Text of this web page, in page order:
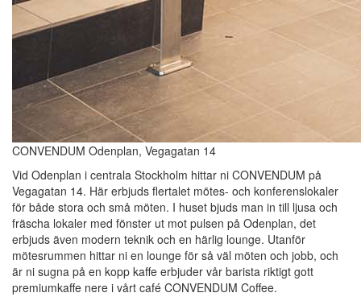
CONVENDUM Odenplan, Vegagatan 14
Vid Odenplan i centrala Stockholm hittar ni CONVENDUM på
Vegagatan 14. Här erbjuds flertalet mötes- och konferenslokaler
för både stora och små möten. I huset bjuds man in till ljusa och
fräscha lokaler med fönster ut mot pulsen på Odenplan, det
erbjuds även modern teknik och en härlig lounge. Utanför
mötesrummen hittar ni en lounge för så väl möten och jobb, och
är ni sugna på en kopp kaffe erbjuder vår barista riktigt gott
premiumkaffe nere i vårt café CONVENDUM Coffee.